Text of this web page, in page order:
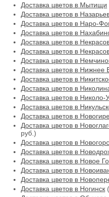
Доставка цветов в Мытищи
Доставка цветов в
Доставка цветов в Наро-
Доставка цветов в
Доставка цветов в
Доставка цветов в
Доставка цветов в
Доставка цветов в Нижнее
Доставка цветов в
Доставка цветов в
Доставка цветов в
Доставка цветов в
Доставка цветов в
Доставка цветов в
руб.)
Доставка цветов в
Доставка цветов в
Доставка цветов в Новое
Доставка цветов в
Доставка цветов в
Доставка цветов в Ногинск